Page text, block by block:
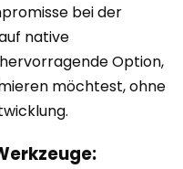
bei der
native
Option,
möchtest, ohne